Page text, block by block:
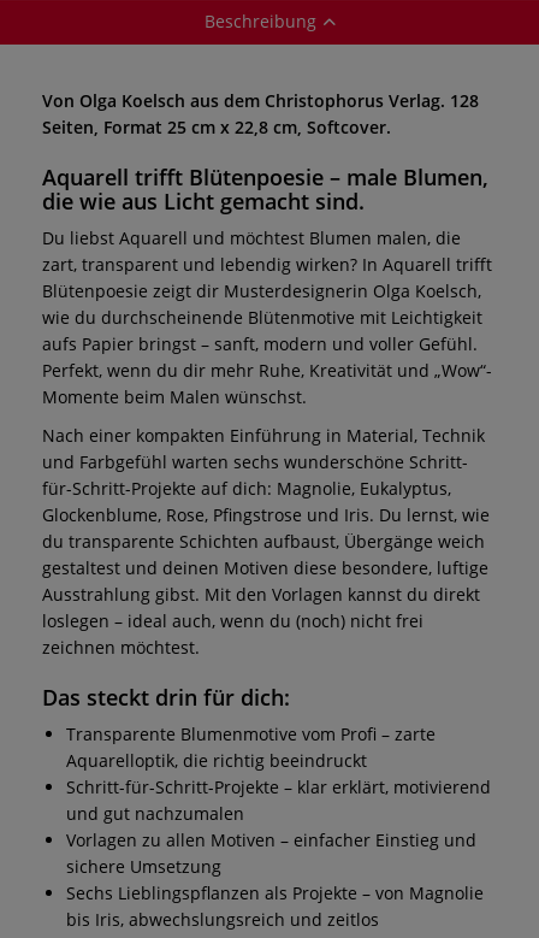
Beschreibung
Von Olga Koelsch aus dem Christophorus Verlag. 128
Seiten, Format 25 cm x 22,8 cm, Softcover.
Aquarell trifft Blütenpoesie – male Blumen,
die wie aus Licht gemacht sind.
Du liebst Aquarell und möchtest Blumen malen, die
zart, transparent und lebendig wirken? In Aquarell trifft
Blütenpoesie zeigt dir Musterdesignerin Olga Koelsch,
wie du durchscheinende Blütenmotive mit Leichtigkeit
aufs Papier bringst – sanft, modern und voller Gefühl.
Perfekt, wenn du dir mehr Ruhe, Kreativität und „Wow“-
Momente beim Malen wünschst.
Nach einer kompakten Einführung in Material, Technik
und Farbgefühl warten sechs wunderschöne Schritt-
für-Schritt-Projekte auf dich: Magnolie, Eukalyptus,
Glockenblume, Rose, Pfingstrose und Iris. Du lernst, wie
du transparente Schichten aufbaust, Übergänge weich
gestaltest und deinen Motiven diese besondere, luftige
Ausstrahlung gibst. Mit den Vorlagen kannst du direkt
loslegen – ideal auch, wenn du (noch) nicht frei
zeichnen möchtest.
Das steckt drin für dich:
Transparente Blumenmotive vom Profi – zarte
Aquarelloptik, die richtig beeindruckt
Schritt-für-Schritt-Projekte – klar erklärt, motivierend
und gut nachzumalen
Vorlagen zu allen Motiven – einfacher Einstieg und
sichere Umsetzung
Sechs Lieblingspflanzen als Projekte – von Magnolie
bis Iris, abwechslungsreich und zeitlos